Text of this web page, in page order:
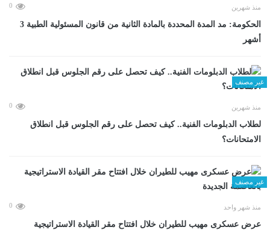
منذ شهرين 0
الحكومة: مد المدة المحددة بالمادة الثانية من قانون المسئولية الطبية 3
أشهر
غير مصنف
منذ شهرين 0
لطلاب الدبلومات الفنية.. كيف تحصل على رقم الجلوس قبل انطلاق
الامتحانات؟
غير مصنف
منذ شهر واحد 0
عرض عسكرى مهيب للطيران خلال افتتاح مقر القيادة الاستراتيجية